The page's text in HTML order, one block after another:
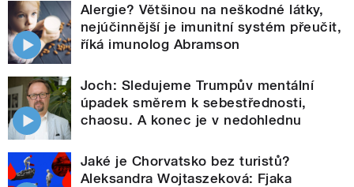
Alergie? Většinou na neškodné látky,
nejúčinnější je imunitní systém přeučit,
říká imunolog Abramson
Joch: Sledujeme Trumpův mentální
úpadek směrem k sebestřednosti,
chaosu. A konec je v nedohlednu
Jaké je Chorvatsko bez turistů?
Aleksandra Wojtaszeková: Fjaka